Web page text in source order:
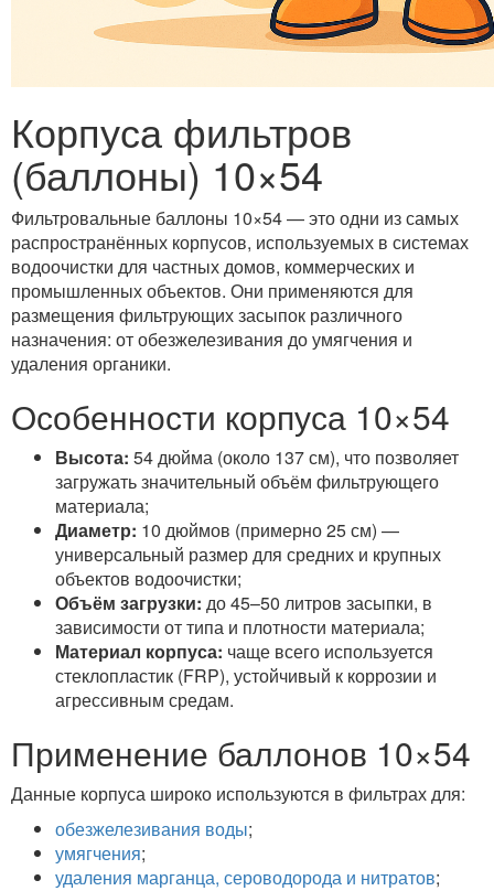
Корпуса фильтров
(баллоны) 10×54
Фильтровальные баллоны 10×54 — это одни из самых
распространённых корпусов, используемых в системах
водоочистки для частных домов, коммерческих и
промышленных объектов. Они применяются для
размещения фильтрующих засыпок различного
назначения: от обезжелезивания до умягчения и
удаления органики.
Особенности корпуса 10×54
Высота: 54 дюйма (около 137 см), что позволяет
загружать значительный объём фильтрующего
материала;
Диаметр: 10 дюймов (примерно 25 см) —
универсальный размер для средних и крупных
объектов водоочистки;
Объём загрузки: до 45–50 литров засыпки, в
зависимости от типа и плотности материала;
Материал корпуса: чаще всего используется
стеклопластик (FRP), устойчивый к коррозии и
агрессивным средам.
Применение баллонов 10×54
Данные корпуса широко используются в фильтрах для:
обезжелезивания воды;
умягчения;
удаления марганца, сероводорода и нитратов;